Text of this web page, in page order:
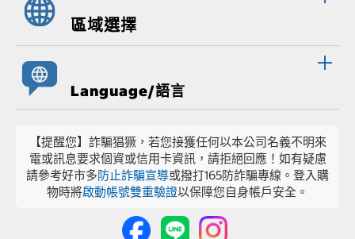
區域選擇
Language/語言
【提醒您】詐騙猖獗，若您接獲任何以本公司名義不明來
電或訊息要求個資或信用卡資訊，請拒絕回應！如有疑慮
請參考好市多防止詐騙宣導或撥打165防詐騙專線。登入購
物時將啟動帳號雙重驗證以保障您自身帳戶安全。